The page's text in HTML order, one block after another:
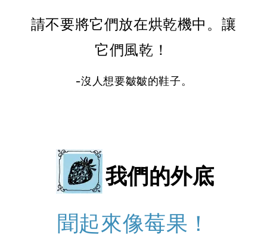
請不要將它們放在烘乾機中。讓
它們風乾！
-沒人想要皺皺的鞋子。
我們的外底
聞起來像莓果！